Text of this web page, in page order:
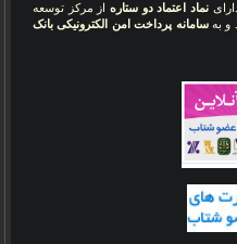
نماد اعتماد دو ستاره از مرکز توسعه
و بهسامانه پرداخت امن الکترونیکی بانک